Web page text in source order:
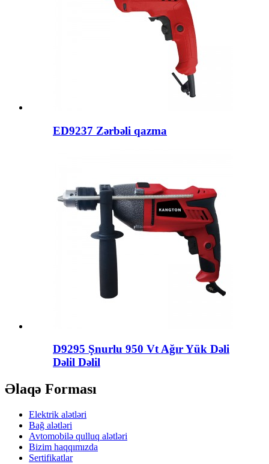
ED9237 Zərbəli qazma
D9295 Şnurlu 950 Vt Ağır Yük Dəli
Dəlil Dəlil
Əlaqə Forması
Elektrik alətləri
Bağ alətləri
Avtomobilə qulluq alətləri
Bizim haqqımızda
Sertifikatlar